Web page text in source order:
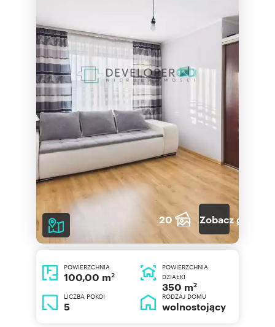
20 Zobacz galerię
POWIERZCHNIA
100,00 m2
POWIERZCHNIA
DZIAŁKI
350 m2
LICZBA POKOI
5
RODZAJ DOMU
wolnostojący